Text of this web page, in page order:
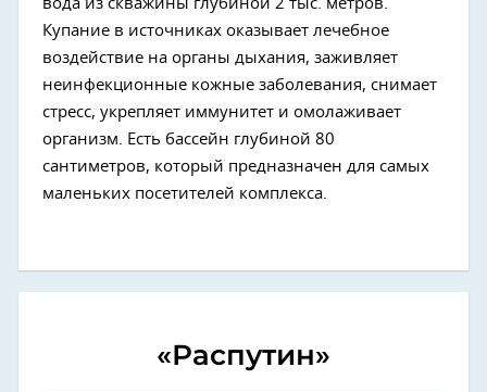
вода из скважины глубиной 2 тыс. метров.
Купание в источниках оказывает лечебное
воздействие на органы дыхания, заживляет
неинфекционные кожные заболевания, снимает
стресс, укрепляет иммунитет и омолаживает
организм. Есть бассейн глубиной 80
сантиметров, который предназначен для самых
маленьких посетителей комплекса.
«Распутин»